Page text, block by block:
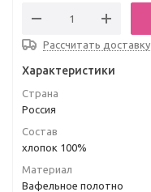
Рассчитать доставку
Характеристики
Страна
Россия
Состав
хлопок 100%
Материал
Вафельное полотно